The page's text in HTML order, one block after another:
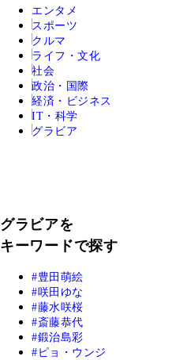
エンタメ
スポーツ
クルマ
ライフ・文化
社会
政治・国際
経済・ビジネス
IT・科学
グラビア
グラビアを
キーワードで探す
豊田萌絵
咲田ゆな
藤水咲桜
斎藤恭代
鍛治島彩
ピョ・ウンジ